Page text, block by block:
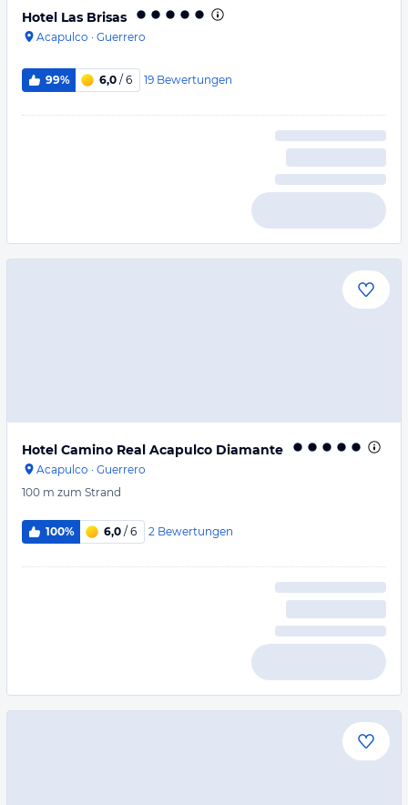
Hotel Las Brisas
Acapulco · Guerrero
99% 6,0 / 6 19 Bewertungen
Hotel Camino Real Acapulco Diamante
Acapulco · Guerrero
100 m zum Strand
100% 6,0 / 6 2 Bewertungen